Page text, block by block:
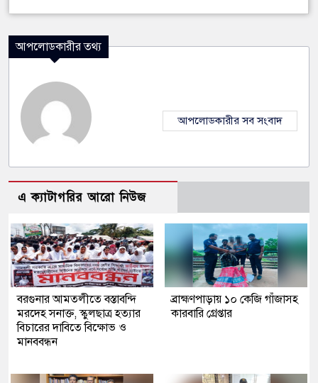
আপলোডকারীর তথ্য
আপলোডকারীর সব সংবাদ
এ ক্যাটাগরির আরো নিউজ
বরগুনার আমতলীতে বস্তাবন্দি
মরদেহ সনাক্ত, স্কুলছাত্র হত্যার
বিচারের দাবিতে বিক্ষোভ ও
মানববন্ধন
​ব্রাহ্মণপাড়ায় ১০ কেজি গাঁজাসহ
কারবারি গ্রেপ্তার